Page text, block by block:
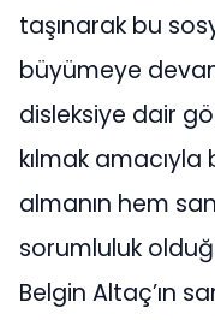
taşınarak bu
büyümeye
disleksiye dair
kılmak
almanın hem
sorumluluk
Belgin Altaç’ın